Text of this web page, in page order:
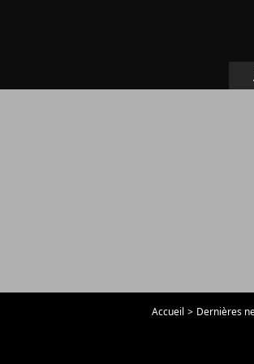
Accueil Dernières